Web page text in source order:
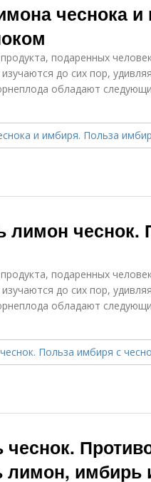
чеснока
подаренных
до сих пор,
обладают
лимон чеснок.
подаренных
до сих пор,
обладают
лимон, имбирь